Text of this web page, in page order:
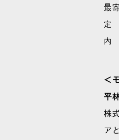
最
定
内
＜
平
株
ア